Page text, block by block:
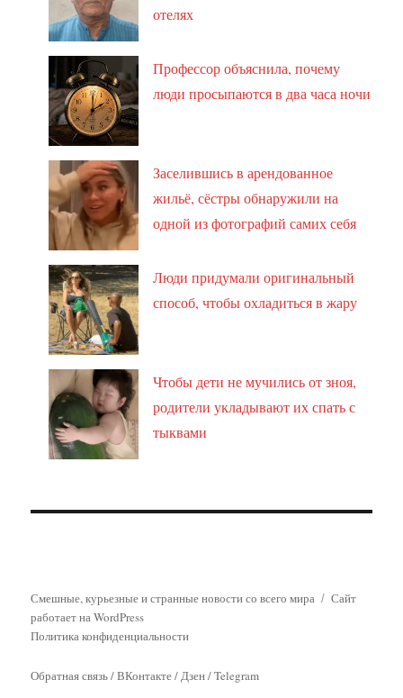
отелях
Профессор объяснила, почему
люди просыпаются в два часа ночи
Заселившись в арендованное
жильё, сёстры обнаружили на
одной из фотографий самих себя
Люди придумали оригинальный
способ, чтобы охладиться в жару
Чтобы дети не мучились от зноя,
родители укладывают их спать с
тыквами
Смешные, курьезные и странные новости со всего мира
Сайт
работает на WordPress
Политика конфиденциальности
Обратная связь/ВКонтакте/Дзен/Telegram